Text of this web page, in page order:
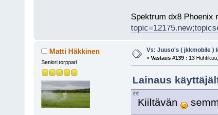
Spektrum dx8 Phoenix
Matti Häkkinen
Seniori torppari
Vs: Juuso's ( jkkmobile )
« Vastaus #139 : 13
Lainaus
Kiiltävän